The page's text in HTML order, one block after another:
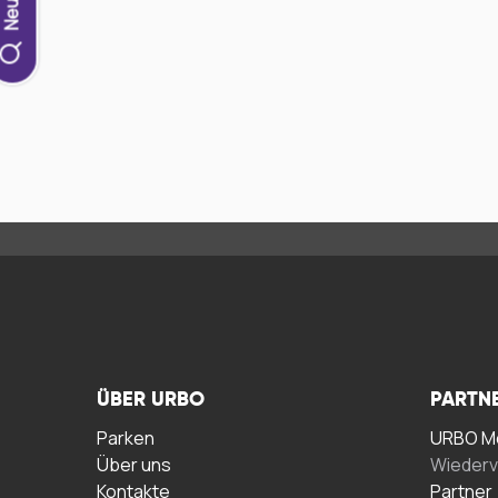
ÜBER URBO
Parken
Über uns
Kontakte
URBO
Partner